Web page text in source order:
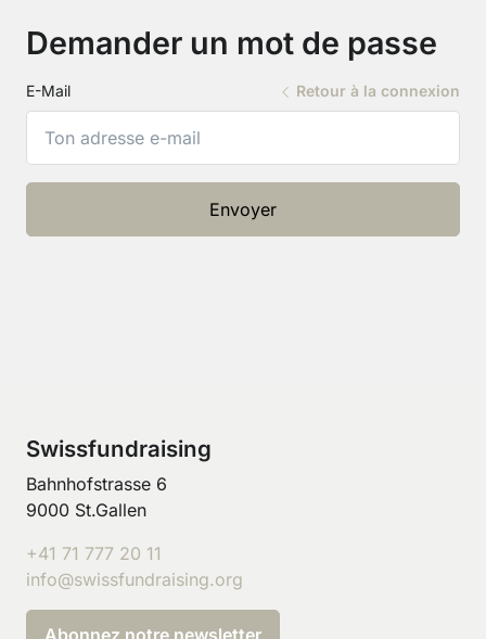
Demander un mot de passe
E-Mail Retour à la connexion
Envoyer
Swissfundraising
Bahnhofstrasse 6
9000 St.Gallen
+41 71 777 20 11
info@swissfundraising.org
Abonnez notre newsletter